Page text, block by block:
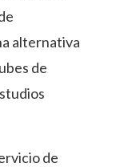
alternativa
de
de